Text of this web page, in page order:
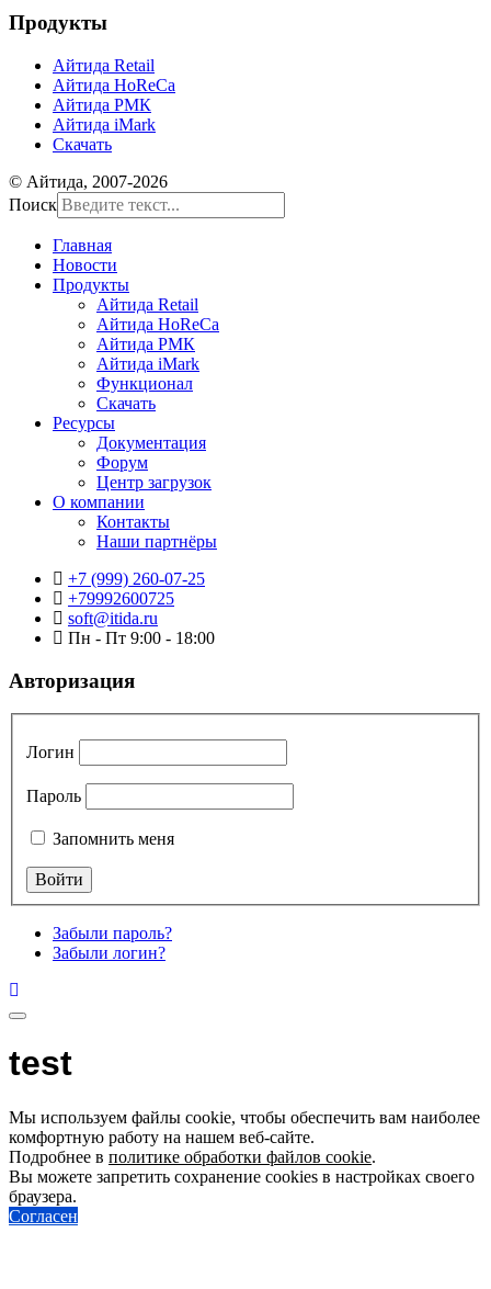
Продукты
Айтида Retail
Айтида HoReCa
Айтида РМК
Айтида iMark
Скачать
© Айтида, 2007-2026
Поиск
Главная
Новости
Продукты
Айтида Retail
Айтида HoReCa
Айтида РМК
Айтида iMark
Функционал
Скачать
Ресурсы
Документация
Форум
Центр загрузок
О компании
Контакты
Наши партнёры
+7 (999) 260-07-25
+79992600725
soft@itida.ru
Пн - Пт 9:00 - 18:00
Авторизация
Логин
Пароль
Запомнить меня
Забыли пароль?
Забыли логин?
test
Мы используем файлы cookie, чтобы обеспечить вам наиболее
комфортную работу на нашем веб-сайте.
Подробнее в политике обработки файлов cookie.
Вы можете запретить сохранение cookies в настройках своего
браузера.
Согласен